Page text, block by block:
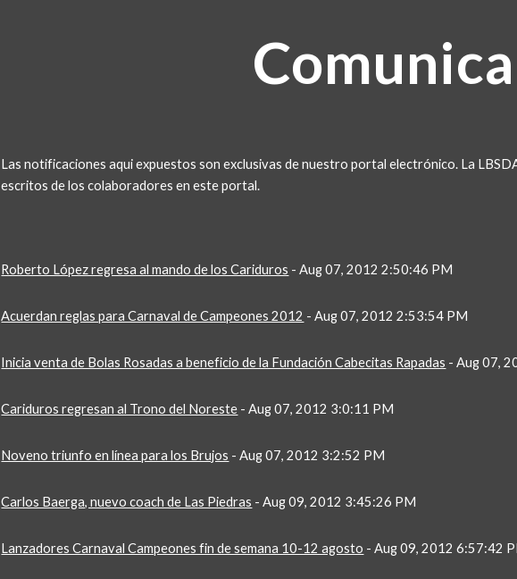
Las notificaciones aqui expuestos son exclusivas de nuestro portal electrónico. La
escritos de los colaboradores en este portal.
Roberto López regresa al mando de los Cariduros - Aug 07, 2012 2:50:46 PM
Acuerdan reglas para Carnaval de Campeones 2012 - Aug 07, 2012 2:53:54 PM
Inicia venta de Bolas Rosadas a beneficio de la Fundación Cabecitas Rapadas - Aug 07,
Cariduros regresan al Trono del Noreste - Aug 07, 2012 3:0:11 PM
Noveno triunfo en línea para los Brujos - Aug 07, 2012 3:2:52 PM
Carlos Baerga, nuevo coach de Las Piedras - Aug 09, 2012 3:45:26 PM
Lanzadores Carnaval Campeones fin de semana 10-12 agosto - Aug 09, 2012 6:57:42